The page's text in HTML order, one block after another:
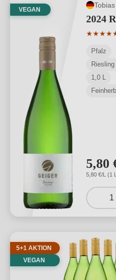
VEGAN
2024
★★★★
Pfalz
Riesling
1,0 L
Feinherb
5,80
5,80 €/L (1
1
5+1 AKTION
VEGAN